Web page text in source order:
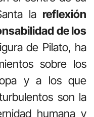
la reflexión
de los
de Pilato, ha
sobre los
y a los que
son la
humana y